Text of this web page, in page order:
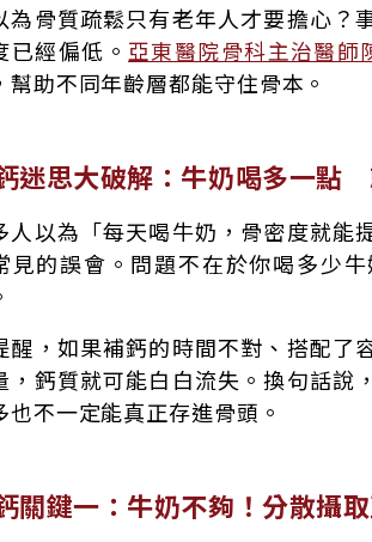
思大破解：牛奶喝多一點 就能存骨本？
鍵一：牛奶不夠！分散攝取豆漿、芝麻更
鍵二：小心菠菜、燕麥！這些食物會搶走
鍵三：咖啡喝太多會流失鈣！牛奶、優格
鈣食物筆記：日常餐桌就能完成
為骨質疏鬆只有老年人才要擔心？
已經偏低。 亞東醫院骨科主治醫師
幫助不同年齡層都能守住骨本。
迷思大破解：牛奶喝多一點
人以為「每天喝牛奶，骨密度就能
見的誤會。問題不在於你喝多少
醒，如果補鈣的時間不對、搭配了
，鈣質就可能白白流失。換句話說
也不一定能真正存進骨頭。
關鍵一：牛奶不夠！分散攝